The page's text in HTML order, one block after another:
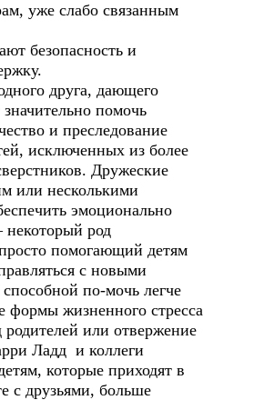
уже слабо связанным
безопасность и
друга, дающего
помочь
и преследование
исключенных из более
Дружеские
или несколькими
эмоционально
некоторый род
помогающий детям
с новыми
по-мочь легче
формы жизненного стресса
родителей или отвержение
Ладд и коллеги
которые приходят в
с друзьями, больше